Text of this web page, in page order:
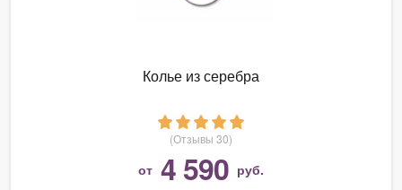
Колье из серебра
(Отзывы 30)
от 4 590 руб.